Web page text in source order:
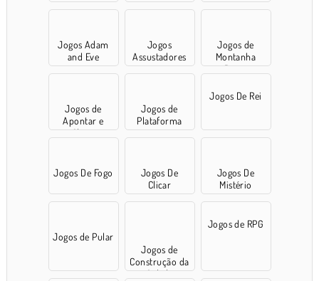
Jogos Adam
and Eve
Jogos
Assustadores
Jogos de
Montanha
Russa
Jogos de
Apontar e
Clicar
Jogos de
Plataforma
Jogos De Rei
Jogos De Fogo
Jogos De
Clicar
Jogos De
Mistério
Jogos de Pular
Jogos de
Construção da
Cidade
Jogos de RPG